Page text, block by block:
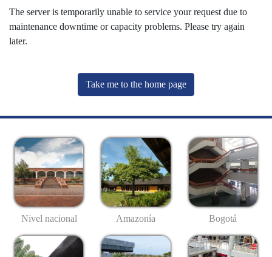
The server is temporarily unable to service your request due to
maintenance downtime or capacity problems. Please try again
later.
Take me to the home page
Nivel nacional Amazonía Bogotá